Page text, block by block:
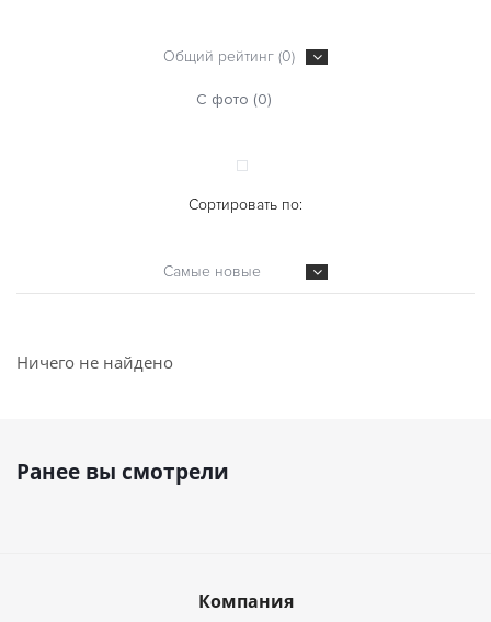
Общий рейтинг (0)
С фото (0)
Сортировать по:
Самые новые
Ничего не найдено
Ранее вы смотрели
Компания